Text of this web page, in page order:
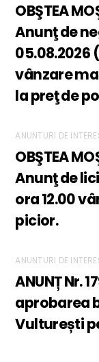
OBŞTEA
Anunţ de
05.08.2026
vânzare
la preţ de
ANUNTURI DE
OBŞTEA
Anunţ de
ora 12.00
picior.
ANUNTURI DE
ANUNȚ Nr.
aprobarea
Vulturești